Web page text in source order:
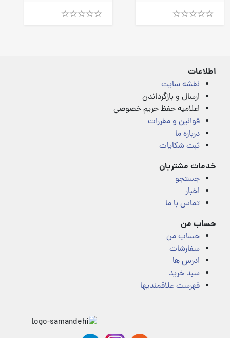
اطلاعات
نقشه سایت
ارسال و بازگرداندن
اعلامیه حفظ حریم خصوصی
قوانین و مقررات
درباره ما
ثبت شکایات
خدمات مشتریان
جستجو
اخبار
تماس با ما
حساب من
حساب من
سفارشات
ادرس ها
سبد خرید
فهرست علاقمندیها